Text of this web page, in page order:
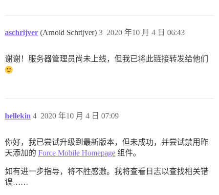
aschrijver (Arnold Schrijver) 2020 年10 月 4 日 06:43
3
谢谢！服务器管理员尚未上线，但我已将此链接转发给他们
hellekin 2020 年10 月 4 日 07:09
4
你好，我已尝试升级到最新版本，但未成功，并尝试禁用昨
天添加的 Force Mobile Homepage 组件。
如有进一步指导，将不胜感激。我将查看日志以查找相关错
误……